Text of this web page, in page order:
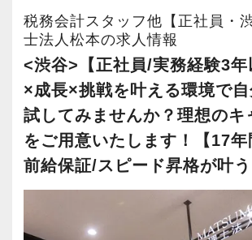
事業拡大を続けています。
安定性抜群の環境で自己成長を実
社員の持つ「やる・やりたい」と
大事にしているため、資格を持っ
も、スピーディーなキャリアアッ
す！
充実した実務重視のOJTで、安心
と知識をゼロから身に付けられま
税務会計スタッフ他【正社員・
士法人松本の求人情報
<渋谷>【正社員/実務経験3年
×成長×挑戦を叶える環境で
試してみませんか？理想のキ
をご用意いたします！【17
前給保証/スピード昇格が叶う